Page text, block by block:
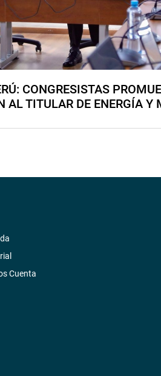
CONGRESISTAS
AL TITULAR DE ENERGÍA Y
Cuenta